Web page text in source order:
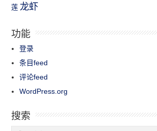
莲 龙虾
功能
登录
条目feed
评论feed
WordPress.org
搜索